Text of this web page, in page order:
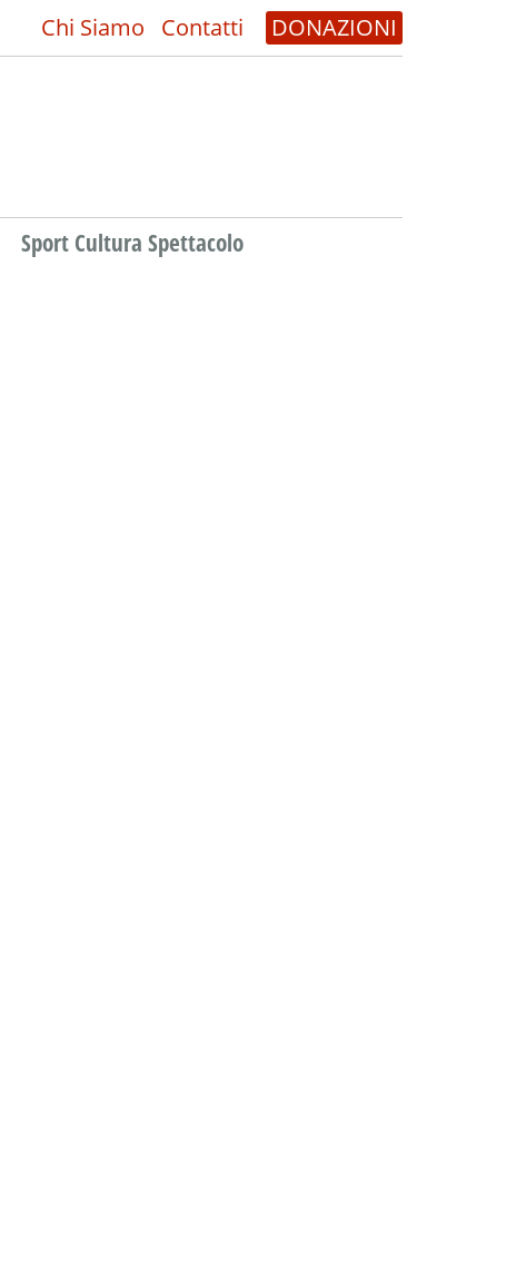
Chi Siamo Contatti DONAZIONI
Sport Cultura Spettacolo